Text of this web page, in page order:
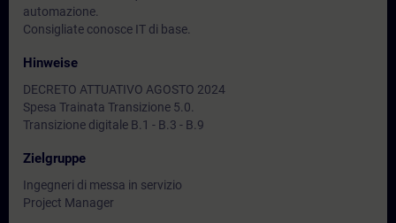
automazione.
Consigliate conosce IT di base.
Hinweise
DECRETO ATTUATIVO AGOSTO 2024
Spesa Trainata Transizione 5.0.
Transizione digitale B.1 - B.3 - B.9
Zielgruppe
Ingegneri di messa in servizio
Project Manager